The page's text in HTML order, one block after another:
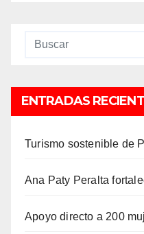
ENTRADAS
Turismo sostenible de
Ana Paty Peralta
Apoyo directo a 200